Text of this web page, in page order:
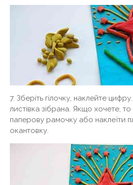
7. Зберіть гілочку, наклейте
листівка зібрана. Якщо хочете, то
паперову рамочку або наклеїти
окантовку.